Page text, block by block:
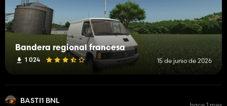
Bandera regional francesa
1 024 15 de junio de 2026
BASTI1 BNL